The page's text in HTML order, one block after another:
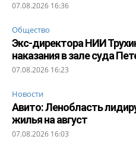
07.08.2026 16:36
Общество
Экс-директора НИИ
наказания в зале суда
07.08.2026 16:23
Новости
Авито: Ленобласть
жилья на август
07.08.2026 16:03